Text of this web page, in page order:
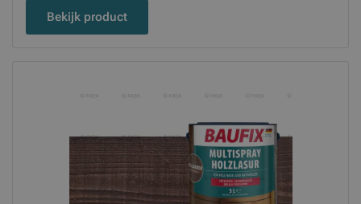
Bekijk product